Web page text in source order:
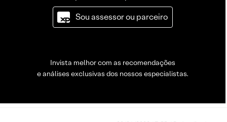
Sou assessor ou parceiro
Invista melhor com as recomendações
e análises exclusivas dos nossos especialistas.